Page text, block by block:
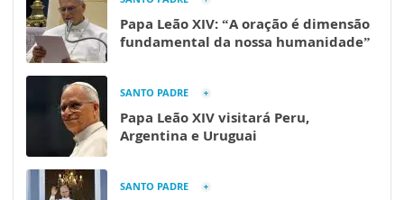
Papa Leão XIV: “A oração é dimensão
fundamental da nossa humanidade”
SANTO PADRE
Papa Leão XIV visitará Peru,
Argentina e Uruguai
SANTO PADRE